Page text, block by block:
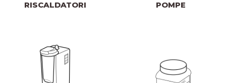
RISCALDATORI POMPE